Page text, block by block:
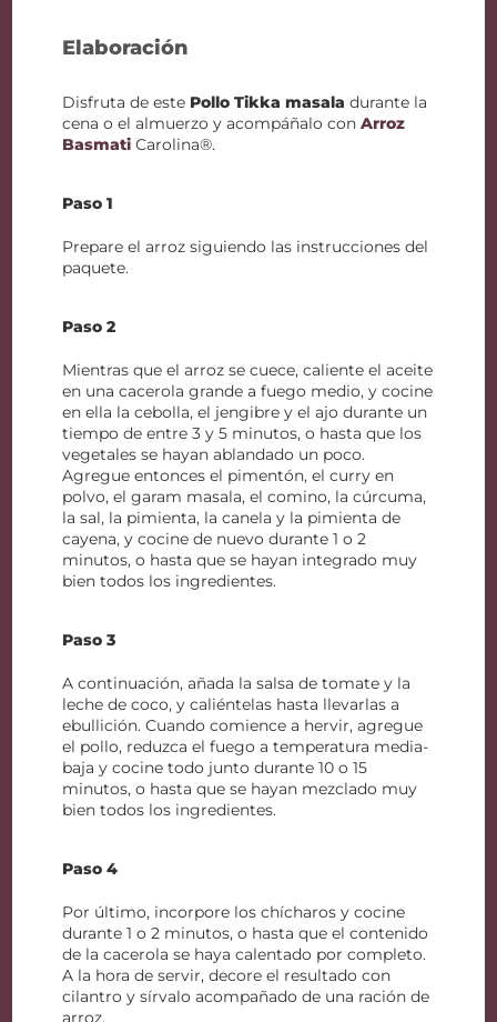
Elaboración
Disfruta de este Pollo Tikka masala durante la
cena o el almuerzo y acompáñalo conArroz
Basmati Carolina®.
Paso 1
Prepare el arroz siguiendo las instrucciones del
paquete.
Paso 2
Mientras que el arroz se cuece, caliente el aceite
en una cacerola grande a fuego medio, y cocine
en ella la cebolla, el jengibre y el ajo durante un
tiempo de entre 3 y 5 minutos, o hasta que los
vegetales se hayan ablandado un poco.
Agregue entonces el pimentón, el curry en
polvo, el garam masala, el comino, la cúrcuma,
la sal, la pimienta, la canela y la pimienta de
cayena, y cocine de nuevo durante 1 o 2
minutos, o hasta que se hayan integrado muy
bien todos los ingredientes.
Paso 3
A continuación, añada la salsa de tomate y la
leche de coco, y caliéntelas hasta llevarlas a
ebullición. Cuando comience a hervir, agregue
el pollo, reduzca el fuego a temperatura media-
baja y cocine todo junto durante 10 o 15
minutos, o hasta que se hayan mezclado muy
bien todos los ingredientes.
Paso 4
Por último, incorpore los chícharos y cocine
durante 1 o 2 minutos, o hasta que el contenido
de la cacerola se haya calentado por completo.
A la hora de servir, decore el resultado con
cilantro y sírvalo acompañado de una ración de
arroz.